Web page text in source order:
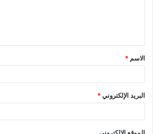
الاسم *
البريد الإلكتروني*